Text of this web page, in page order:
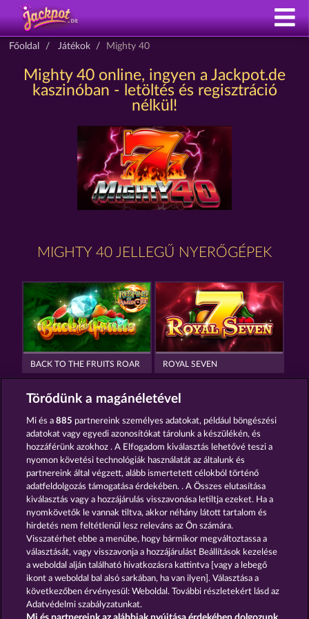
Főoldal Játékok Mighty 40
Mighty 40 online, ingyen a Jackpot.de
kaszinóban - letöltés és regisztráció
nélkül!
MIGHTY 40 JELLEGŰ NYERŐGÉPEK
BACK TO THE FRUITS ROAR ROYAL SEVEN
MALLORCA WILDS 7 SUPERNOVA FRUITS
Részvételi feltételek
Adatkezelési tájékoztató Impresszum
A cég GYIK Szójegyzék
Partnerprogram
Törődünk a magánéletével
Mi és a885 partnereink személyes adatokat, például böngészési
adatokat vagy egyedi azonosítókat tárolunk a készülékén, és
hozzáférünk azokhoz . A Elfogadom kiválasztás lehetővé teszi a
nyomon követési technológiák használatát az általunk és
partnereink által végzett, alább ismertetett célokból történő
adatfeldolgozás támogatása érdekében. . A Összes elutasítása
kiválasztás vagy a hozzájárulás visszavonása letiltja ezeket. Ha a
nyomkövetők le vannak tiltva, akkor néhány látott tartalom és
hirdetés nem feltétlenül lesz releváns az Ön számára.
Visszatérhet ebbe a menübe, hogy bármikor megváltoztassa a
választását, vagy visszavonja a hozzájárulást Beállítások kezelése
a weboldal alján található hivatkozásra kattintva [vagy a lebegő
ikont a weboldal bal alsó sarkában, ha van ilyen]. Választása a
következőben érvényesül: Weboldal. További részletekért lásd az
Adatvédelmi szabályzatunkat.